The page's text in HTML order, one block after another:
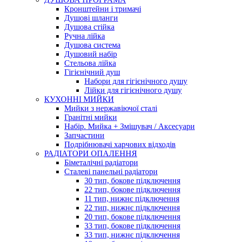
Кронштейни і тримачі
Душові шланги
Душова стійка
Ручна лійка
Душова система
Душовий набір
Стельова лійка
Гігієнічний душ
Набори для гігієнічного душу
Лійки для гігієнічного душу
КУХОННІ МИЙКИ
Мийки з нержавіючої сталі
Гранітні мийки
Набір. Мийка + Змішувач / Аксесуари
Запчастини
Подрібнювачі харчових відходів
РАДІАТОРИ ОПАЛЕННЯ
Біметалічні радіатори
Сталеві панельні радіатори
30 тип, бокове підключення
22 тип, бокове підключення
11 тип, нижнє підключення
22 тип, нижнє підключення
20 тип, бокове підключення
33 тип, бокове підключення
33 тип, нижнє підключення